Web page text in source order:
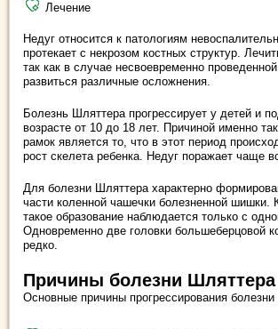
Лечение
Недуг относится к патологиям
протекает с некрозом костных структур.
так как в случае несвоевременно
развиться различные осложнения.
Болезнь Шляттера прогрессирует у детей и
возрасте от 10 до 18 лет. Причиной именно
рамок является то, что в этот период
рост скелета ребенка. Недуг поражает чаще
Для болезни Шляттера характерно
части коленной чашечки болезненной шишки.
такое образование наблюдается только с
Одновременно две головки большеберцовой
редко.
Причины болезни Шляттера
Основные причины прогрессирования